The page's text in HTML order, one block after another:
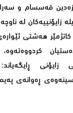
قەسسام و
زایۆنییەكان لە
كاتژمێر هەشتی
زایۆنی
ڕەوانەی